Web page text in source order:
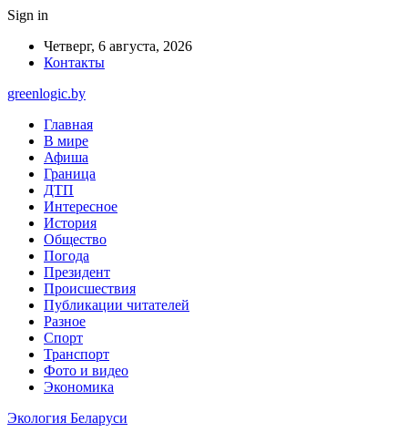
Sign in
Четверг, 6 августа, 2026
Контакты
greenlogic.by
Главная
В мире
Афиша
Граница
ДТП
Интересное
История
Общество
Погода
Президент
Происшествия
Публикации читателей
Разное
Спорт
Транспорт
Фото и видео
Экономика
Экология Беларуси